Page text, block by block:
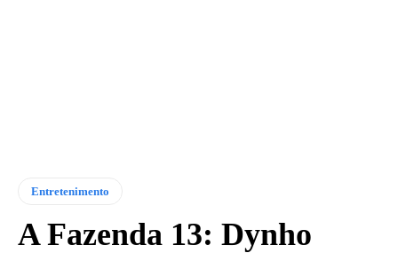
Entretenimento
A Fazenda 13: Dynho